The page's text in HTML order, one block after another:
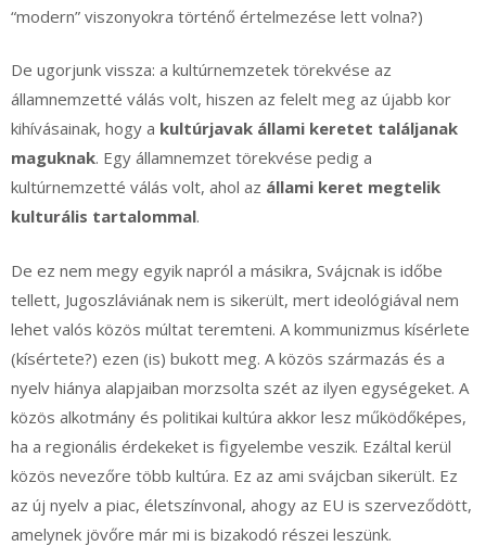
“modern” viszonyokra történő értelmezése lett volna?)
De ugorjunk vissza: a kultúrnemzetek törekvése az
államnemzetté válás volt, hiszen az felelt meg az újabb kor
kihívásainak, hogy a kultúrjavak állami keretet találjanak
maguknak. Egy államnemzet törekvése pedig a
kultúrnemzetté válás volt, ahol az állami keret megtelik
kulturális tartalommal.
De ez nem megy egyik napról a másikra, Svájcnak is időbe
tellett, Jugoszláviának nem is sikerült, mert ideológiával nem
lehet valós közös múltat teremteni. A kommunizmus kísérlete
(kísértete?) ezen (is) bukott meg. A közös származás és a
nyelv hiánya alapjaiban morzsolta szét az ilyen egységeket. A
közös alkotmány és politikai kultúra akkor lesz működőképes,
ha a regionális érdekeket is figyelembe veszik. Ezáltal kerül
közös nevezőre több kultúra. Ez az ami svájcban sikerült. Ez
az új nyelv a piac, életszínvonal, ahogy az EU is szerveződött,
amelynek jövőre már mi is bizakodó részei leszünk.